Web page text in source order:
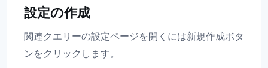
設定の作成
関連クエリーの設定ページを開くには新規作成ボタ
ンをクリックします。